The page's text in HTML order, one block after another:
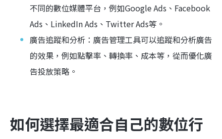
不同的數位媒體平台，例如Google Ads、Facebook
Ads、LinkedIn Ads、Twitter Ads等。
廣告追蹤和分析：廣告管理工具可以追蹤和分析廣告
的效果，例如點擊率、轉換率、成本等，從而優化廣
告投放策略。
如何選擇最適合自己的數位行